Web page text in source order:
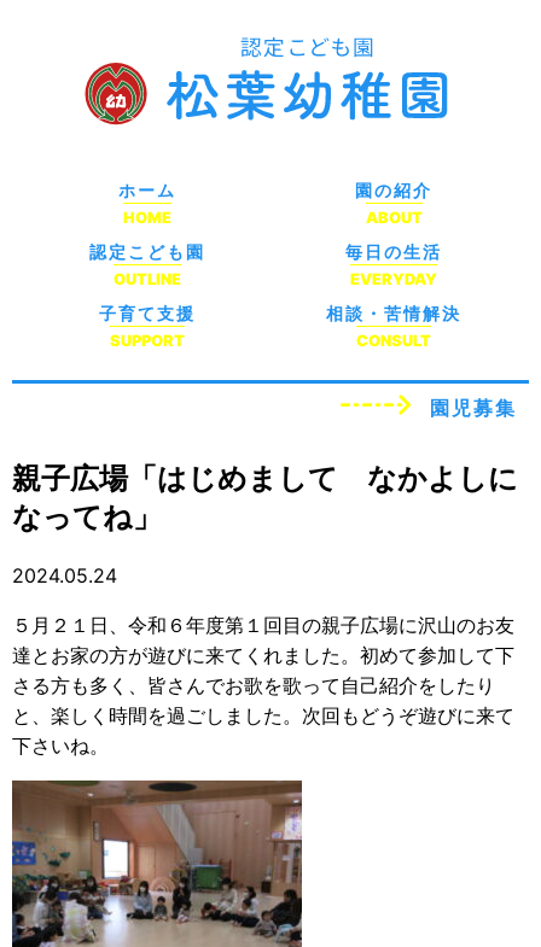
ホーム
HOME
園の紹介
ABOUT
認定こども園
OUTLINE
毎日の生活
EVERYDAY
子育て支援
SUPPORT
相談・苦情解決
CONSULT
園児募集
親子広場「はじめまして なかよしに
なってね」
2024.05.24
５月２１日、令和６年度第１回目の親子広場に沢山のお友
達とお家の方が遊びに来てくれました。初めて参加して下
さる方も多く、皆さんでお歌を歌って自己紹介をしたり
と、楽しく時間を過ごしました。次回もどうぞ遊びに来て
下さいね。